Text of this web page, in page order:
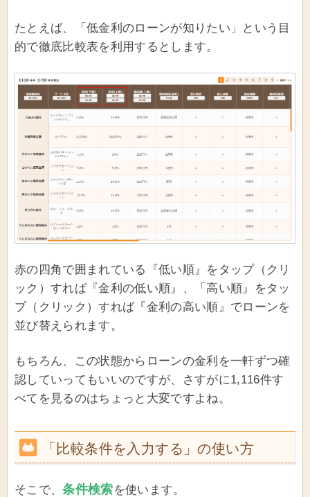
たとえば、「低金利のローンが知りたい」という目
的で徹底比較表を利用するとします。
赤の四角で囲まれている『低い順』をタップ（クリ
ック）すれば『金利の低い順』、「高い順』をタッ
プ（クリック）すれば『金利の高い順』でローンを
並び替えられます。
もちろん、この状態からローンの金利を一軒ずつ確
認していってもいいのですが、さすがに1,116件す
べてを見るのはちょっと大変ですよね。
「比較条件を入力する」の使い方
そこで、条件検索を使います。